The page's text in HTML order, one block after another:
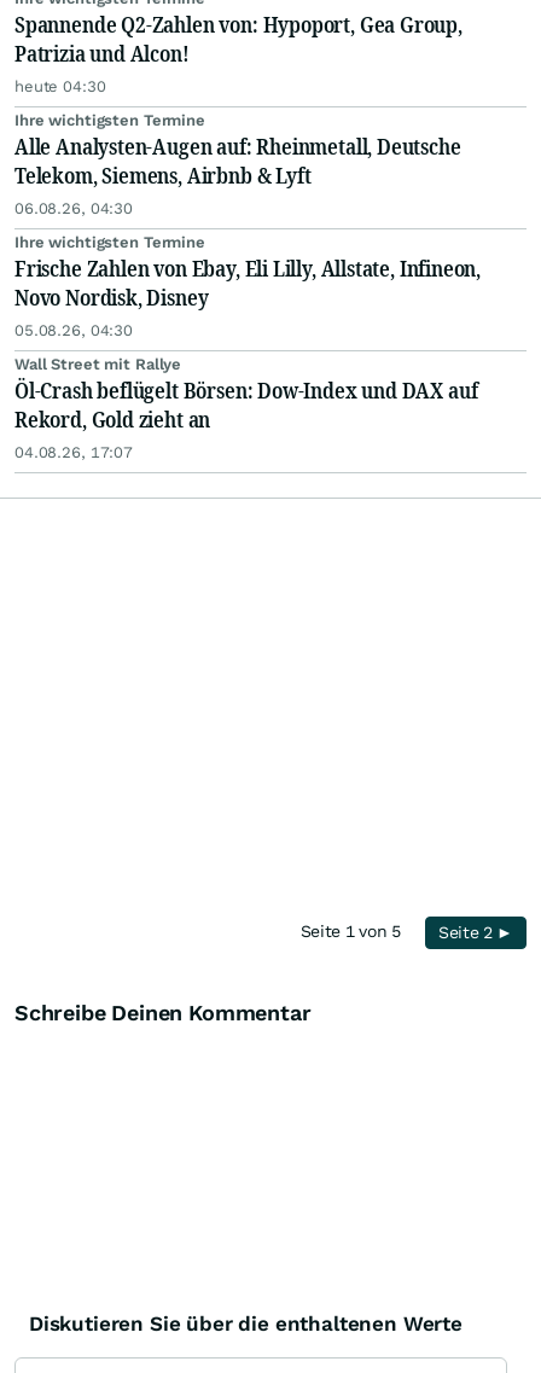
Spannende Q2-Zahlen von: Hypoport, Gea Group,
Patrizia und Alcon!
heute 04:30
Ihre wichtigsten Termine
Alle Analysten-Augen auf: Rheinmetall, Deutsche
Telekom, Siemens, Airbnb & Lyft
06.08.26, 04:30
Ihre wichtigsten Termine
Frische Zahlen von Ebay, Eli Lilly, Allstate, Infineon,
Novo Nordisk, Disney
05.08.26, 04:30
Wall Street mit Rallye
Öl-Crash beflügelt Börsen: Dow-Index und DAX auf
Rekord, Gold zieht an
04.08.26, 17:07
Seite 1 von 5 Seite 2 ►
Schreibe Deinen Kommentar
Diskutieren Sie über die enthaltenen Werte